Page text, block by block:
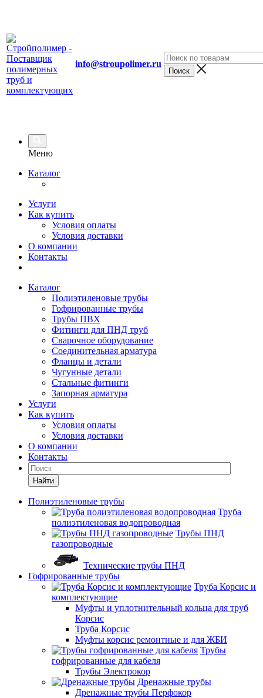
info@stroupolimer.ru
Меню
Каталог
Услуги
Как купить
Условия оплаты
Условия доставки
О компании
Контакты
Каталог
Полиэтиленовые трубы
Гофрированные трубы
Трубы ПВХ
Фитинги для ПНД труб
Сварочное оборудование
Соединительная арматура
Фланцы и детали
Чугунные детали
Стальные фитинги
Запорная арматура
Услуги
Как купить
Условия оплаты
Условия доставки
О компании
Контакты
Найти
Полиэтиленовые трубы
Труба
полиэтиленовая водопроводная
Трубы ПНД
газопроводные
Технические трубы ПНД
Гофрированные трубы
Труба Корсис и
комплектующие
Муфты и уплотнительный кольца для труб
Корсис
Труба Корсис
Муфты корсис ремонтные и для ЖБИ
Трубы
гофрированные для кабеля
Трубы Электрокор
Дренажные трубы
Дренажные трубы Перфокор